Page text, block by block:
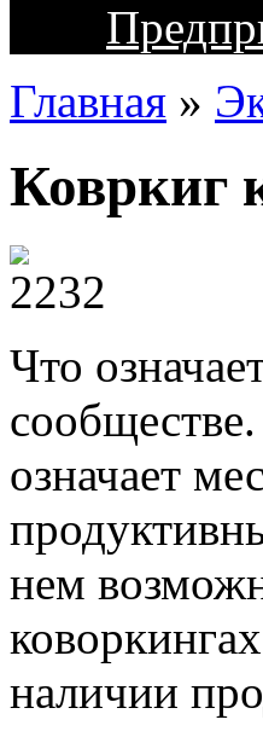
Главная »
Ковркиг
Что
означает
нем
наличии